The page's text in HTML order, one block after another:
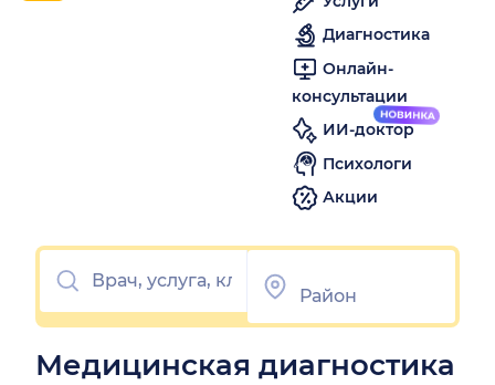
Диагностика
Онлайн-
консультации
ИИ-доктор
Психологи
Акции
Медицинская диагностика